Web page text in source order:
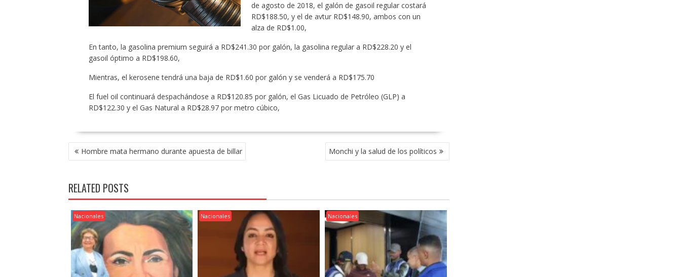
de agosto de 2018, el galón de gasoil regular costará
RD$188.50, y el de avtur RD$148.90, ambos con un
alza de RD$1.00,
En tanto, la gasolina premium seguirá a RD$241.30 por galón, la gasolina regular a RD$228.20 y el
gasoil óptimo a RD$198.60,
Mientras, el kerosene tendrá una baja de RD$1.60 por galón y se venderá a RD$175.70
El fuel oil continuará despachándose a RD$120.85 por galón, el Gas Licuado de Petróleo (GLP) a
RD$122.30 y el Gas Natural a RD$28.97 por metro cúbico,
POST
NAVIGATION
Hombre mata hermano durante apuesta de billar Monchi y la salud de los políticos
RELATED POSTS
Nacionales Nacionales Nacionales